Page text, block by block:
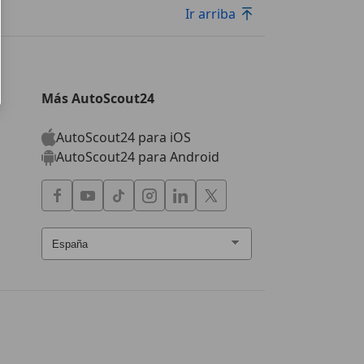
Ir arriba
Más AutoScout24
AutoScout24 para iOS
AutoScout24 para Android